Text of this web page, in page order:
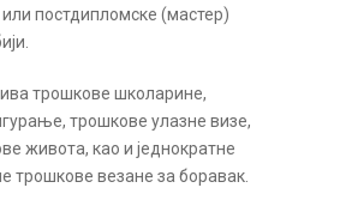
или постдипломске (мастер)
трошкове школарине,
трошкове улазне визе,
живота, као и једнократне
трошкове везане за боравак.